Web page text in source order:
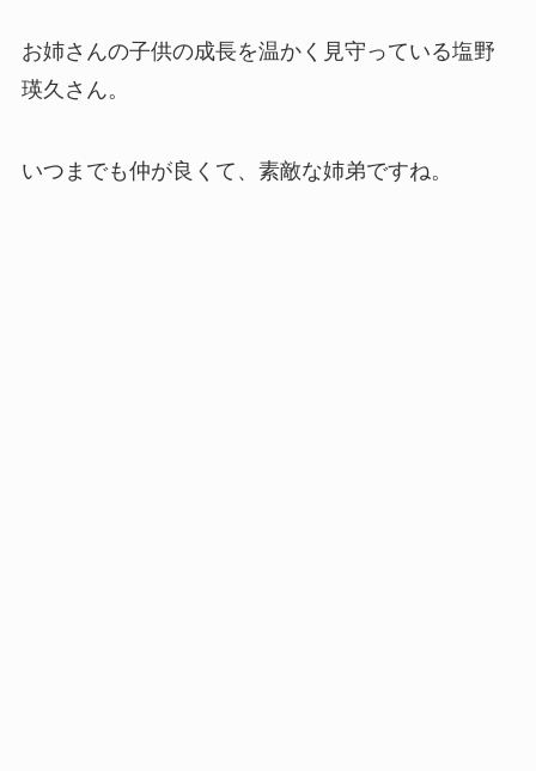
お姉さんの子供の成長を温かく見守っている塩野
瑛久さん。
いつまでも仲が良くて、素敵な姉弟ですね。